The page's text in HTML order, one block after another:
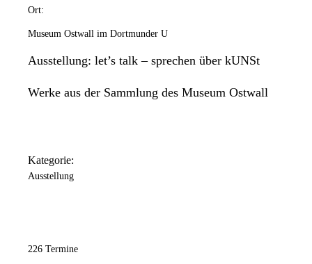
Ort:
Museum Ostwall im Dortmunder U
Ausstellung: let’s talk – sprechen über kUNSt
Werke aus der Sammlung des Museum Ostwall
Kategorie:
Ausstellung
226 Termine